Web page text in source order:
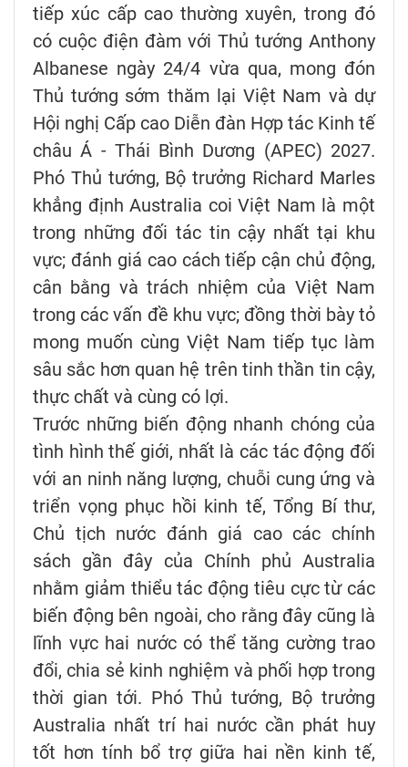
tiếp xúc cấp cao thường xuyên, trong đó
có cuộc điện đàm với Thủ tướng Anthony
Albanese ngày 24/4 vừa qua, mong đón
Thủ tướng sớm thăm lại Việt Nam và dự
Hội nghị Cấp cao Diễn đàn Hợp tác Kinh tế
châu Á - Thái Bình Dương (APEC) 2027.
Phó Thủ tướng, Bộ trưởng Richard Marles
khẳng định Australia coi Việt Nam là một
trong những đối tác tin cậy nhất tại khu
vực; đánh giá cao cách tiếp cận chủ động,
cân bằng và trách nhiệm của Việt Nam
trong các vấn đề khu vực; đồng thời bày tỏ
mong muốn cùng Việt Nam tiếp tục làm
sâu sắc hơn quan hệ trên tinh thần tin cậy,
thực chất và cùng có lợi.
Trước những biến động nhanh chóng của
tình hình thế giới, nhất là các tác động đối
với an ninh năng lượng, chuỗi cung ứng và
triển vọng phục hồi kinh tế, Tổng Bí thư,
Chủ tịch nước đánh giá cao các chính
sách gần đây của Chính phủ Australia
nhằm giảm thiểu tác động tiêu cực từ các
biến động bên ngoài, cho rằng đây cũng là
lĩnh vực hai nước có thể tăng cường trao
đổi, chia sẻ kinh nghiệm và phối hợp trong
thời gian tới. Phó Thủ tướng, Bộ trưởng
Australia nhất trí hai nước cần phát huy
tốt hơn tính bổ trợ giữa hai nền kinh tế,